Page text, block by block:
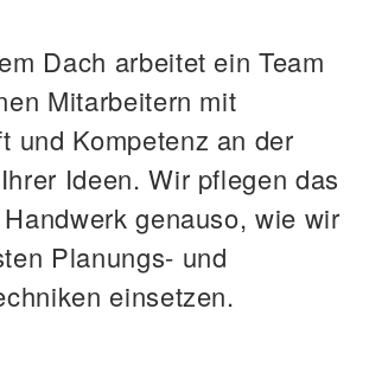
Dach arbeitet ein Team
Mitarbeitern mit
und Kompetenz an der
Ideen. Wir pflegen das
genauso, wie wir
Planungs- und
einsetzen.